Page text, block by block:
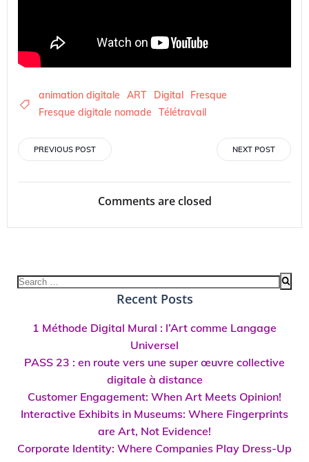
animation digitale ART Digital
Fresque
Fresque digitale nomade
Télétravail
Post
navigation
PREVIOUS POST
navigation
NEXT POST
Comments are closed
Search
Recent Posts
1 Méthode Digital Mural : l’Art comme Langage
Universel
PASS 23 : en route vers une super œuvre collective
digitale à distance
Customer Engagement: When Art Meets Opinion!
Interactive Exhibits in Museums: Where Fingerprints
are Art, Not Evidence!
Corporate Identity: Where Companies Play Dress-Up